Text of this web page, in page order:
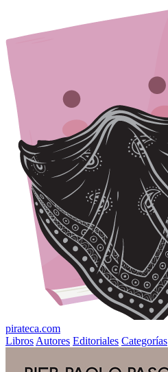
pirateca.com
Libros Autores Editoriales Categorías